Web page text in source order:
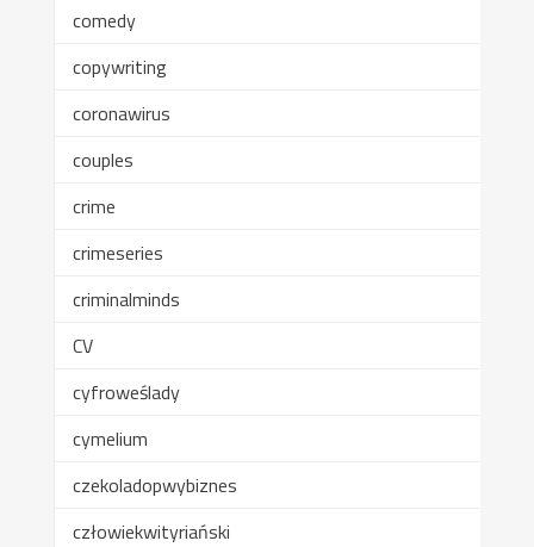
comedy
copywriting
coronawirus
couples
crime
crimeseries
criminalminds
CV
cyfroweślady
cymelium
czekoladopwybiznes
człowiekwityriański